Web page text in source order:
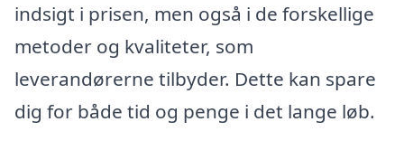
indsigt i prisen, men også i de forskellige
metoder og kvaliteter, som
leverandørerne tilbyder. Dette kan spare
dig for både tid og penge i det lange løb.